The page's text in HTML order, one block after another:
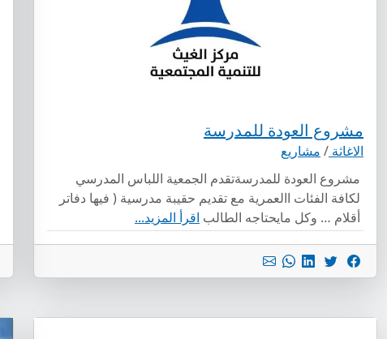
مشروع العودة للمدرسة
الاغاثة / مشاريع
مشروع العودة للمدرسةتقدم الجمعية اللباس المدرسي
لكافة الفئات االعمرية مع تقديم حقيبة مدرسية ( فيها دفاتر
أقلام … وكل مايحتاجه الطالب اقرأ المزيد...